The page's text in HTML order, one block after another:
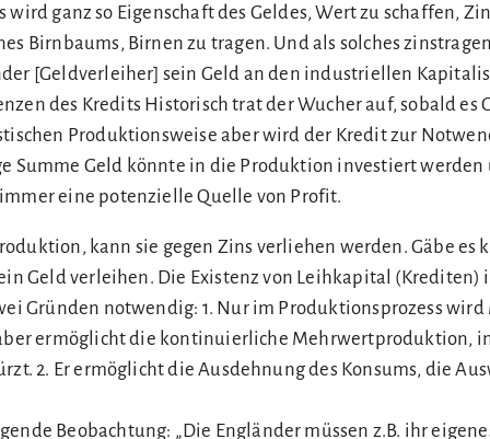
wird ganz so Eigenschaft des Geldes, Wert zu schaffen,
Birnbaums, Birnen zu tragen. Und als solches
[Geldverleiher] sein Geld an den industriellen
des Kredits Historisch trat der Wucher auf, sobald es
Produktionsweise aber wird der Kredit zur
Summe Geld könnte in die Produktion investiert werden
eine potenzielle Quelle von Profit.
kann sie gegen Zins verliehen werden. Gäbe es
Geld verleihen. Die Existenz von Leihkapital (Krediten)
Gründen notwendig: 1. Nur im Produktionsprozess
ermöglicht die kontinuierliche Mehrwertproduktion,
2. Er ermöglicht die Ausdehnung des Konsums, die
Beobachtung: „Die Engländer müssen z.B. ihr